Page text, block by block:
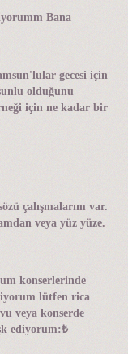
Bana
gecesi için
olduğunu
için ne kadar bir
çalışmalarım var.
veya yüz yüze.
konserlerinde
lütfen rica
veya konserde
ediyorum:₺